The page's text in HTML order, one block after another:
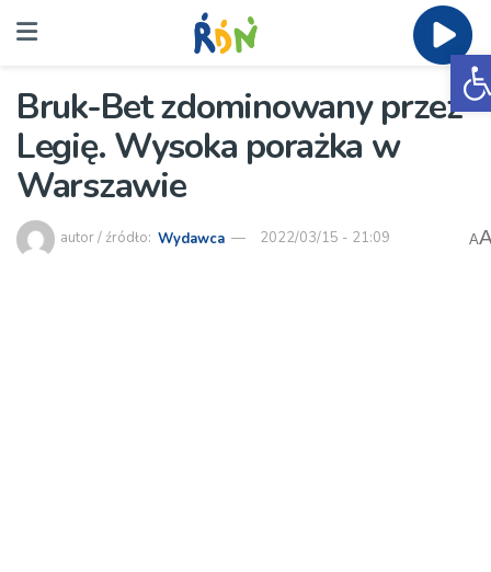
Bruk-Bet zdominowany przez
Legię. Wysoka porażka w
Warszawie
autor / źródło: Wydawca 2022/03/15 - 21:09 A